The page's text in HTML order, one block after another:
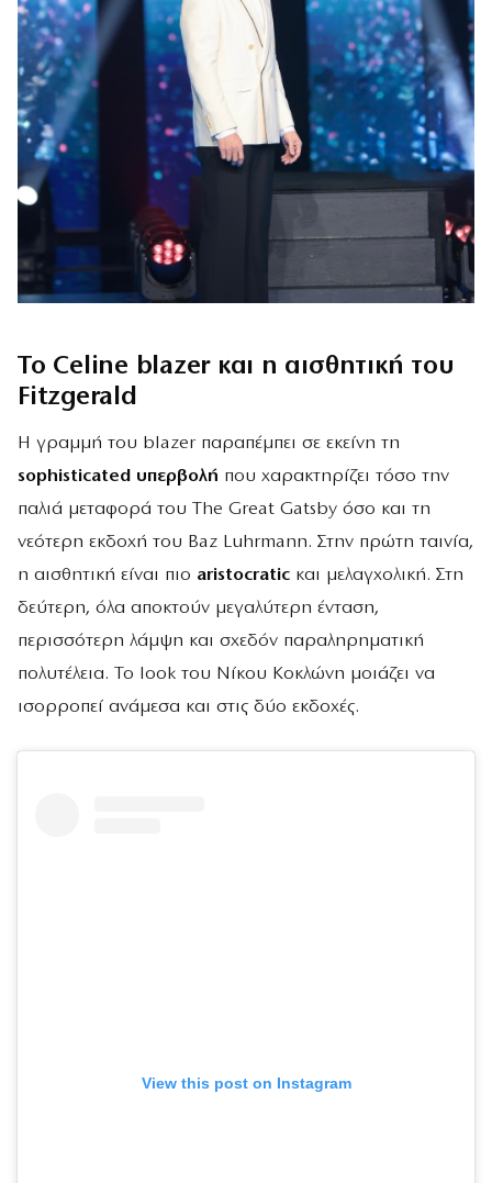
Το Celine blazer και η αισθητική του
Fitzgerald
Η γραμμή του blazer παραπέμπει σε εκείνη τη
sophisticated υπερβολή που χαρακτηρίζει τόσο την
παλιά μεταφορά του The Great Gatsby όσο και τη
νεότερη εκδοχή του Baz Luhrmann. Στην πρώτη ταινία,
η αισθητική είναι πιο aristocratic και μελαγχολική. Στη
δεύτερη, όλα αποκτούν μεγαλύτερη ένταση,
περισσότερη λάμψη και σχεδόν παραληρηματική
πολυτέλεια. Το look του Νίκου Κοκλώνη μοιάζει να
ισορροπεί ανάμεσα και στις δύο εκδοχές.
View this post on Instagram